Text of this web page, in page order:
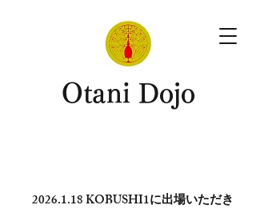
​Otani Dojo
2026.1.18KOBUSHI1に出場いただき